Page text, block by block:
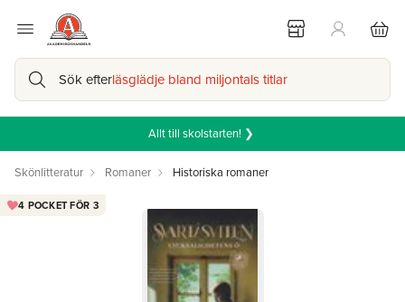
Sök efterläsglädje bland miljontals titlar
Allt till skolstarten! ❯
Skönlitteratur Romaner Historiska romaner
4 POCKET FÖR 3